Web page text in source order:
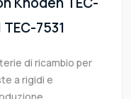
7531
di ricambio per
a rigidi e